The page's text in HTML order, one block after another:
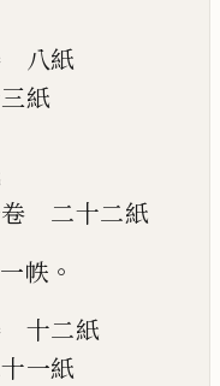
八紙
紙
二十二紙
帙 。
十二紙
一紙